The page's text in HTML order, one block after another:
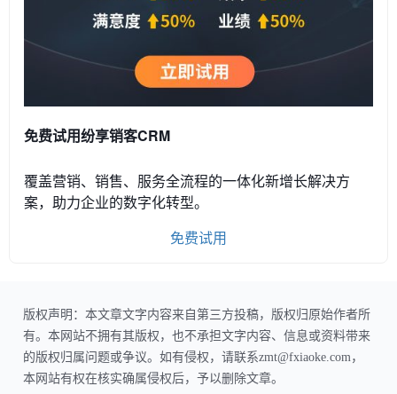
免费试用纷享销客CRM
覆盖营销、销售、服务全流程的一体化新增长解决方
案，助力企业的数字化转型。
免费试用
版权声明：本文章文字内容来自第三方投稿，版权归原始作者所
有。本网站不拥有其版权，也不承担文字内容、信息或资料带来
的版权归属问题或争议。如有侵权，请联系zmt@fxiaoke.com，
本网站有权在核实确属侵权后，予以删除文章。